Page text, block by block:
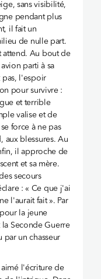
sans visibilité,
pendant plus
il fait un
de nulle part.
attend. Au bout de
parti à sa
pas, l'espoir
pour survivre :
et terrible
valise et de
force à ne pas
aux blessures. Au
il approche de
et sa mère.
secours
: « Ce que j'ai
l'aurait fait ». Par
la jeune
Seconde Guerre
par un chasseur
l'écriture de